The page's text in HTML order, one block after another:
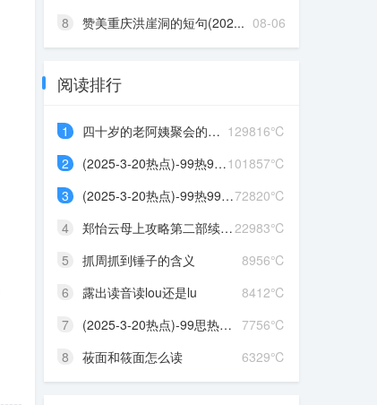
08-06
8 赞美重庆洪崖洞的短句(202...
阅读排行
129816℃
1
四十岁的老阿姨聚会的说说...
101857℃
2
(2025-3-20热点)-99热99热...
72820℃
3
(2025-3-20热点)-99热99热...
22983℃
4
郑怡云母上攻略第二部续写...
8956℃
5
抓周抓到锤子的含义
8412℃
6
露出读音读lou还是lu
7756℃
7
(2025-3-20热点)-99思热这...
6329℃
8 莜面和筱面怎么读